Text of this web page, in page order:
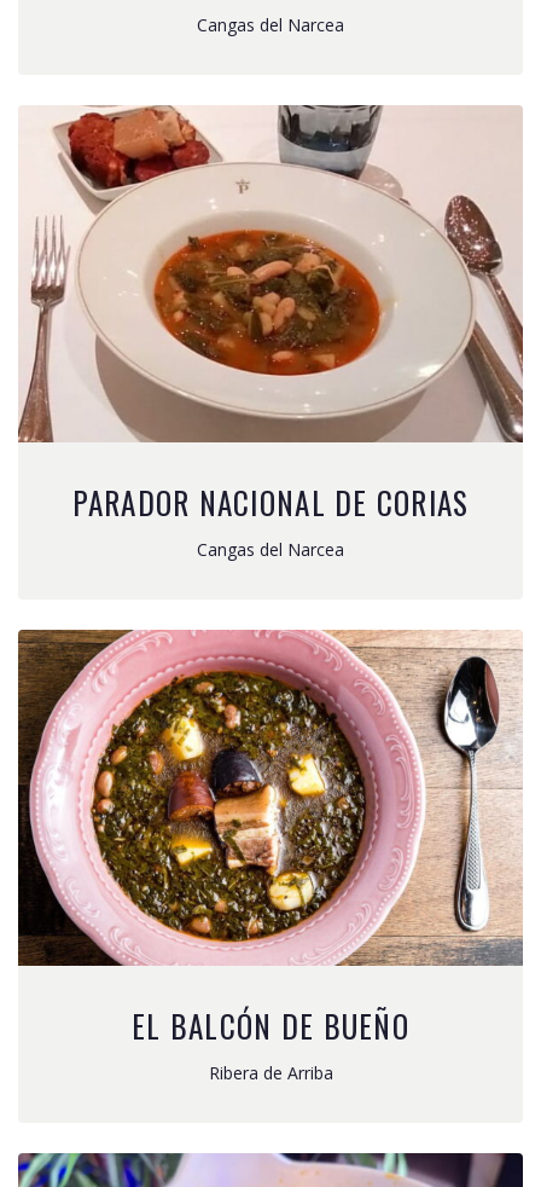
Cangas del Narcea
PARADOR NACIONAL DE CORIAS
Cangas del Narcea
EL BALCÓN DE BUEÑO
Ribera de Arriba